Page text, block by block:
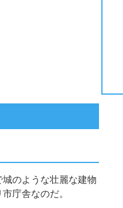
のような壮麗な建物
庁舎なのだ。